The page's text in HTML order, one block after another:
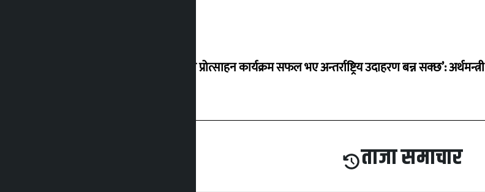
‘करदाता प्रोत्साहन कार्यक्रम सफल भए अन्तर्राष्ट्रिय उदाहरण बन्न सक्छ’: अर्थमन्त्री
ताजा समाचार